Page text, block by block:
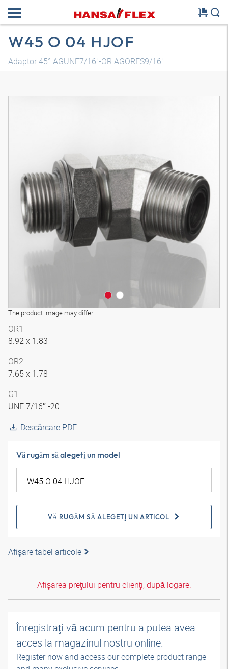
W45 O 04 HJOF
Adaptor 45° AGUNF7/16"-OR AGORFS9/16"
The product image may differ
OR1
8.92 x 1.83
OR2
7.65 x 1.78
G1
UNF 7/16″ -20
Descărcare PDF
Vă rugăm să alegeţi un model
VĂ RUGĂM SĂ ALEGEŢI UN ARTICOL
Afişare tabel articole
Afişarea preţului pentru clienţi, după logare.
Înregistraţi-vă acum pentru a putea avea
acces la magazinul nostru online.
Register now and access our complete product range